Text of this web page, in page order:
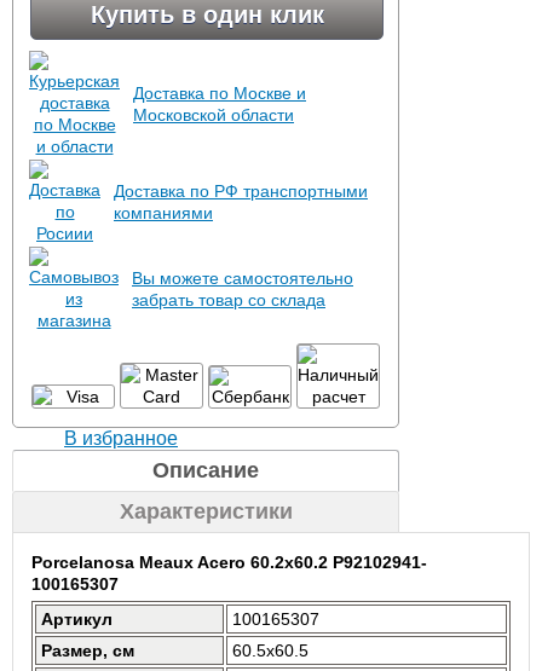
Купить в один клик
Доставка по Москве и
Московской области
Доставка по РФ транспортными
компаниями
Вы можете самостоятельно
забрать товар со склада
В избранное
Описание
Характеристики
Porcelanosa Meaux Acero 60.2x60.2 P92102941-
100165307
Артикул
100165307
Размер, см
60.5x60.5